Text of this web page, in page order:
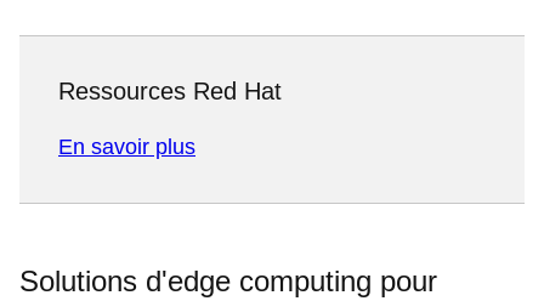
Ressources Red Hat
En savoir plus
Solutions d'edge computing pour